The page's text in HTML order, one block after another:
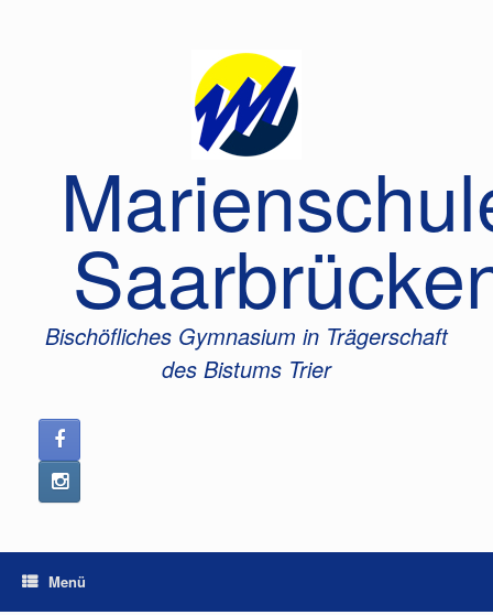
Bischöfliches Gymnasium in Trägerschaft
des Bistums Trier
Menü